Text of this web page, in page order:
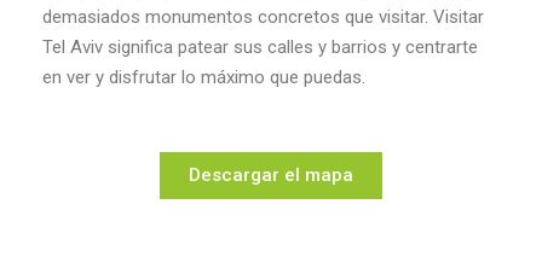
demasiados monumentos concretos que visitar. Visitar
Tel Aviv significa patear sus calles y barrios y centrarte
en ver y disfrutar lo máximo que puedas.
Descargar el mapa